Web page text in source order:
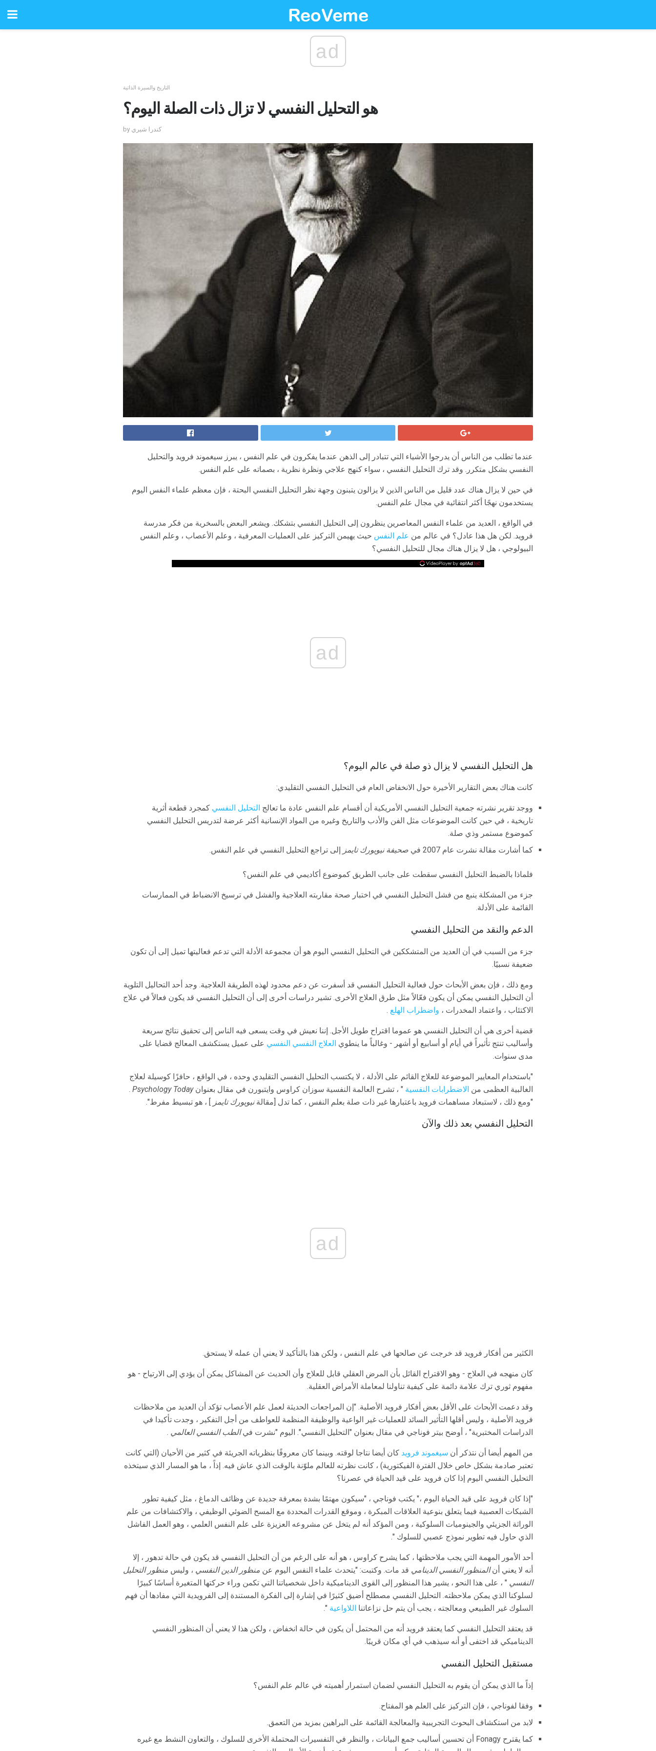
ad
التاريخ والسيرة الذاتية
هو التحليل النفسي لا تزال ذات الصلة اليوم؟
by كندرا شيري
عندما تطلب من الناس أن يدرجوا الأشياء التي تتبادر إلى الذهن عندما يفكرون في علم النفس ، يبرز سيغموند فرويد والتحليل
النفسي بشكل متكرر. وقد ترك التحليل النفسي ، سواء كنهج علاجي ونظرة نظرية ، بصماته على علم النفس.
في حين لا يزال هناك عدد قليل من الناس الذين لا يزالون يتبنون وجهة نظر التحليل النفسي البحتة ، فإن معظم علماء النفس اليوم
يستخدمون نهجًا أكثر انتقائية في مجال علم النفس.
في الواقع ، العديد من علماء النفس المعاصرين ينظرون إلى التحليل النفسي بتشكك. ويشعر البعض بالسخرية من فكر مدرسة
فرويد. لكن هل هذا عادل؟ في عالم من علم النفس حيث يهيمن التركيز على العمليات المعرفية ، وعلم الأعصاب ، وعلم النفس
البيولوجي ، هل لا يزال هناك مجال للتحليل النفسي؟
ad
هل التحليل النفسي لا يزال ذو صلة في عالم اليوم؟
كانت هناك بعض التقارير الأخيرة حول الانخفاض العام في التحليل النفسي التقليدي:
ووجد تقرير نشرته جمعية التحليل النفسي الأمريكية أن أقسام علم النفس عادة ما تعالج التحليل النفسي كمجرد قطعة أثرية
تاريخية ، في حين كانت الموضوعات مثل الفن والأدب والتاريخ وغيره من المواد الإنسانية أكثر عرضة لتدريس التحليل النفسي
كموضوع مستمر وذي صلة.
كما أشارت مقالة نشرت عام 2007 في
صحيفة نيويورك تايمز إلى تراجع التحليل النفسي في علم النفس.
فلماذا بالضبط التحليل النفسي سقطت على جانب الطريق كموضوع أكاديمي في علم النفس؟
جزء من المشكلة ينبع من فشل التحليل النفسي في اختبار صحة مقاربته العلاجية والفشل في ترسيخ الانضباط في الممارسات
القائمة على الأدلة.
الدعم والنقد من التحليل النفسي
جزء من السبب في أن العديد من المتشككين في التحليل النفسي اليوم هو أن مجموعة الأدلة التي تدعم فعاليتها تميل إلى أن تكون
ضعيفة نسبيًا.
ومع ذلك ، فإن بعض الأبحاث حول فعالية التحليل النفسي قد أسفرت عن دعم محدود لهذه الطريقة العلاجية. وجد أحد التحاليل التلوية
أن التحليل النفسي يمكن أن يكون فعّالاً مثل طرق العلاج الأخرى. تشير دراسات أخرى إلى أن التحليل النفسي قد يكون فعالاً في علاج
الاكتئاب ، واعتماد المخدرات ، واضطراب الهلع .
قضية أخرى هي أن التحليل النفسي هو عموما اقتراح طويل الأجل. إننا نعيش في وقت يسعى فيه الناس إلى تحقيق نتائج سريعة
وأساليب تنتج تأثيراً في أيام أو أسابيع أو أشهر - وغالباً ما ينطوي العلاج النفسي النفسي على عميل يستكشف المعالج قضايا على
مدى سنوات.
"باستخدام المعايير الموضوعة للعلاج القائم على الأدلة ، لا يكتسب التحليل النفسي التقليدي وحده ، في الواقع ، حافزًا كوسيلة لعلاج
الغالبية العظمى من الاضطرابات النفسية " ، تشرح العالمة النفسية سوزان كراوس وايتبورن في مقال بعنوانPsychology Today
.
"ومع ذلك ، لاستبعاد مساهمات فرويد باعتبارها غير ذات صلة بعلم النفس ، كما تدل [مقالةنيويورك تايمز ] ، هو تبسيط مفرط".
التحليل النفسي بعد ذلك والآن
ad
الكثير من أفكار فرويد قد خرجت عن صالحها في علم النفس ، ولكن هذا بالتأكيد لا يعني أن عمله لا يستحق.
كان منهجه في العلاج - وهو الاقتراح القائل بأن المرض العقلي قابل للعلاج وأن الحديث عن المشاكل يمكن أن يؤدي إلى الارتياح - هو
مفهوم ثوري ترك علامة دائمة على كيفية تناولنا لمعاملة الأمراض العقلية.
وقد دعمت الأبحاث على الأقل بعض أفكار فرويد الأصلية. "إن المراجعات الحديثة لعمل علم الأعصاب تؤكد أن العديد من ملاحظات
فرويد الأصلية ، وليس أقلها التأثير السائد للعمليات غير الواعية والوظيفة المنظمة للعواطف من أجل التفكير ، وجدت تأكيدا في
الدراسات المختبرية" ، أوضح بيتر فوناجي في مقال بعنوان "التحليل النفسي". اليوم "نشرت فيالطب النفسي العالمي .
من المهم أيضا أن نتذكر أن سيغموند فرويد كان أيضا نتاجا لوقته. وبينما كان معروفًا بنظرياته الجريئة في كثير من الأحيان (التي كانت
تعتبر صادمة بشكل خاص خلال الفترة الفيكتورية) ، كانت نظرته للعالم ملوّنة بالوقت الذي عاش فيه. إذاً ، ما هو المسار الذي سيتخذه
التحليل النفسي اليوم إذا كان فرويد على قيد الحياة في عصرنا؟
"إذا كان فرويد على قيد الحياة اليوم ،" يكتب فوناجي ، "سيكون مهتمًا بشدة بمعرفة جديدة عن وظائف الدماغ ، مثل كيفية تطور
الشبكات العصبية فيما يتعلق بنوعية العلاقات المبكرة ، وموقع القدرات المحددة مع المسح الضوئي الوظيفي ، والاكتشافات من علم
الوراثة الجزيئي والجينوميات السلوكية ، ومن المؤكد أنه لم يتخل عن مشروعه العزيزة على علم النفس العلمي ، وهو العمل الفاشل
الذي حاول فيه تطوير نموذج عصبي للسلوك ".
أحد الأمور المهمة التي يجب ملاحظتها ، كما يشرح كراوس ، هو أنه على الرغم من أن التحليل النفسي قد يكون في حالة تدهور ، إلا
أنه لا يعني أنالمنظور النفسي الدينامي قد مات. وكتبت: "يتحدث علماء النفس اليوم عن منظور الدين النفسي ، وليس منظور التحليل
النفسي " ، على هذا النحو ، يشير هذا المنظور إلى القوى الديناميكية داخل شخصياتنا التي تكمن وراء حركتها المتغيرة أساسًا كبيرًا
لسلوكنا الذي يمكن ملاحظته. التحليل النفسي مصطلح أضيق كثيرًا في إشارة إلى الفكرة المستندة إلى الفرويدية التي مفادها أن فهم
السلوك غير الطبيعي ومعالجته ، يجب أن يتم حل نزاعاتنا اللاواعية ".
قد يعتقد التحليل النفسي كما يعتقد فرويد أنه من المحتمل أن يكون في حالة انخفاض ، ولكن هذا لا يعني أن المنظور النفسي
الديناميكي قد اختفى أو أنه سيذهب في أي مكان قريبًا.
مستقبل التحليل النفسي
إذاً ما الذي يمكن أن يقوم به التحليل النفسي لضمان استمرار أهميته في عالم علم النفس؟
وفقا لفوناجي ، فإن التركيز على العلم هو المفتاح.
لابد من استكشاف البحوث التجريبية والمعالجة القائمة على البراهين بمزيد من التعمق.
كما يقترح Fonagy أن تحسين أساليب جمع البيانات ، والنظر في التفسيرات المحتملة الأخرى للسلوك ، والتعاون النشط مع غيره